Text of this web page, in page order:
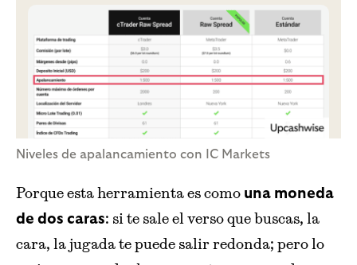
Niveles de apalancamiento con IC Markets
Porque esta herramienta es como una moneda
de dos caras: si te sale el verso que buscas, la
cara, la jugada te puede salir redonda; pero lo